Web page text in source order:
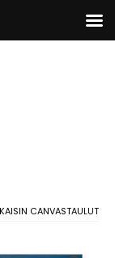
CANVASTAULUT